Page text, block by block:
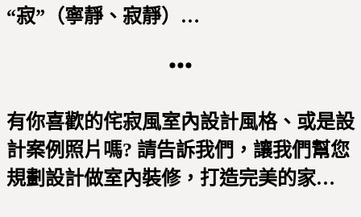
“寂”（寧靜、寂靜）…
有你喜歡的侘寂風室內設計風格、或是設
計案例照片嗎? 請告訴我們，讓我們幫您
規劃設計做室內裝修，打造完美的家…